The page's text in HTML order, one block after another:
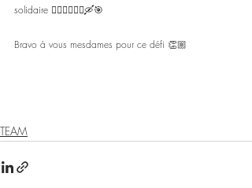
solidaire 🚵🏻‍♀️🏃🏼‍♀️🛶🎯
Bravo à vous mesdames pour ce défi 👏🏼
TEAM